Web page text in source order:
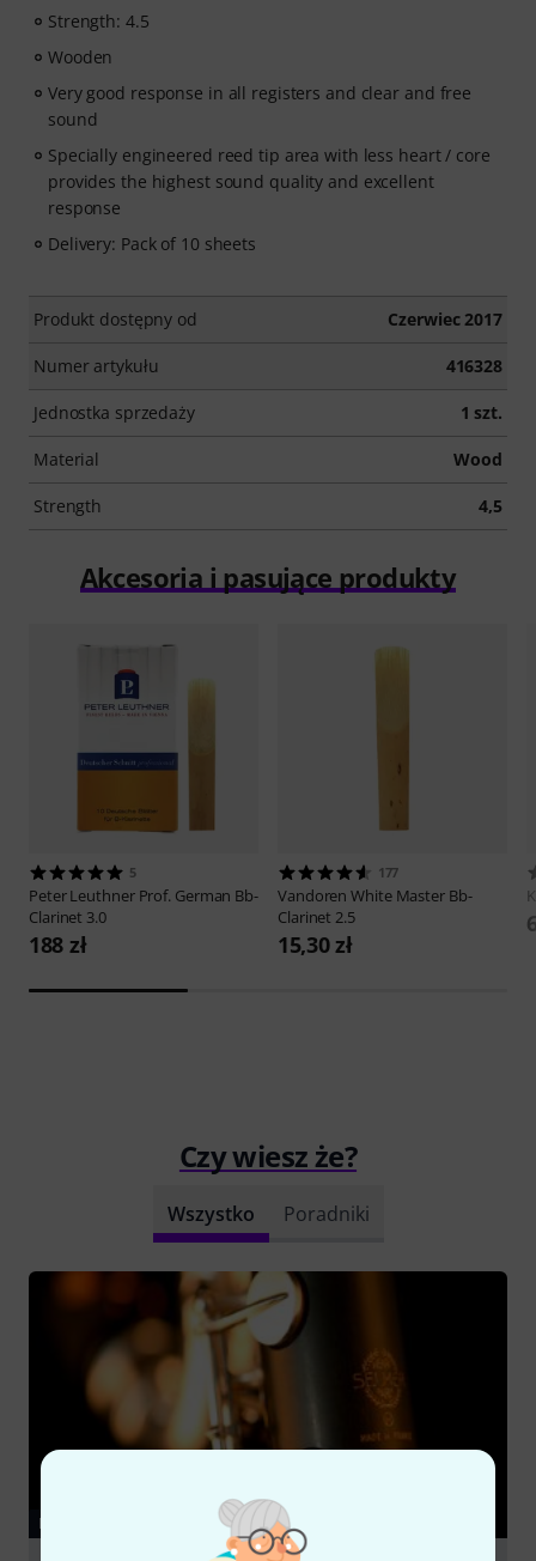
Strength: 4.5
Wooden
Very good response in all registers and clear and free
sound
Specially engineered reed tip area with less heart / core
provides the highest sound quality and excellent
response
Delivery: Pack of 10 sheets
Produkt dostępny od Czerwiec 2017
Numer artykułu 416328
Jednostka sprzedaży 1 szt.
Material Wood
Strength 4,5
Akcesoria i pasujące produkty
5
Peter Leuthner Prof. German Bb-
Clarinet 3.0
188 zł
177
VandorenWhite Master Bb-
Clarinet 2.5
15,30 zł
Czy wiesz że?
Wszystko Poradniki
PORADNIKI